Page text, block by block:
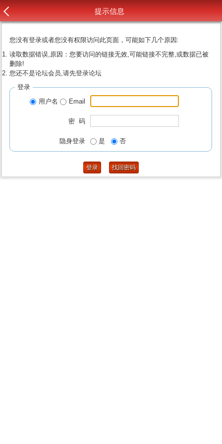
提示信息
您没有登录或者您没有权限访问此页面，可能如下几个原因:
读取数据错误,原因：您要访问的链接无效,可能链接不完整,或数据已被
删除!
您还不是论坛会员,请先登录论坛
登录
用户名
Email
密 码
隐身登录 是 否